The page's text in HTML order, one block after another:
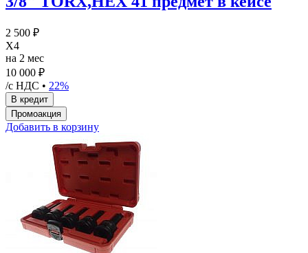
2 500 ₽
X4
на 2 мес
10 000 ₽
/с НДС • 22%
Добавить в корзину